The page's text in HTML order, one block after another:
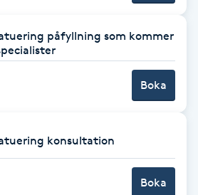
påfyllning som kommer
Boka
konsultation
Boka